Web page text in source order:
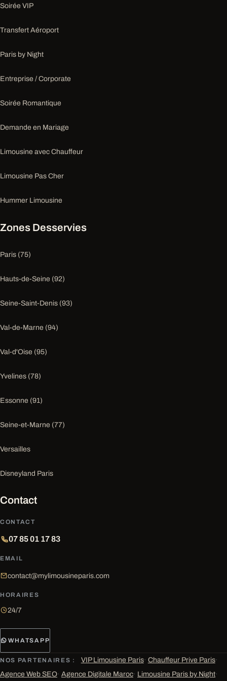
Soirée VIP
Transfert Aéroport
Paris by Night
Entreprise / Corporate
Soirée Romantique
Demande en Mariage
Limousine avec Chauffeur
Limousine Pas Cher
Hummer Limousine
Zones Desservies
Paris (75)
Hauts-de-Seine (92)
Seine-Saint-Denis (93)
Val-de-Marne (94)
Val-d'Oise (95)
Yvelines (78)
Essonne (91)
Seine-et-Marne (77)
Versailles
Disneyland Paris
Contact
CONTACT
07 85 01 17 83
EMAIL
contact@mylimousineparis.com
HORAIRES
24/7
WHATSAPP
NOS PARTENAIRES : VIP Limousine Paris· Chauffeur Prive Paris·
Agence Web SEO· Agence Digitale Maroc· Limousine Paris by Night·